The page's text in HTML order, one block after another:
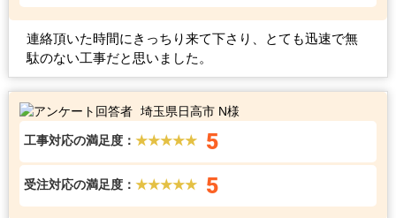
連絡頂いた時間にきっちり来て下さり、とても迅速で無
駄のない工事だと思いました。
埼玉県日高市 N様
工事対応の満足度： ★★★★★ 5
受注対応の満足度： ★★★★★ 5